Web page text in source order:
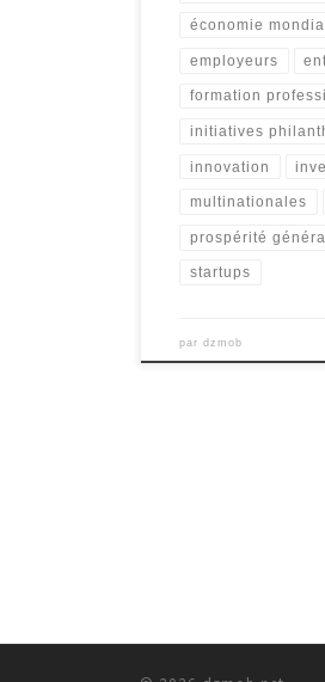
économie
employeurs
formation
initiatives
innovation
multinationales
prospérité
startups
pardzmob